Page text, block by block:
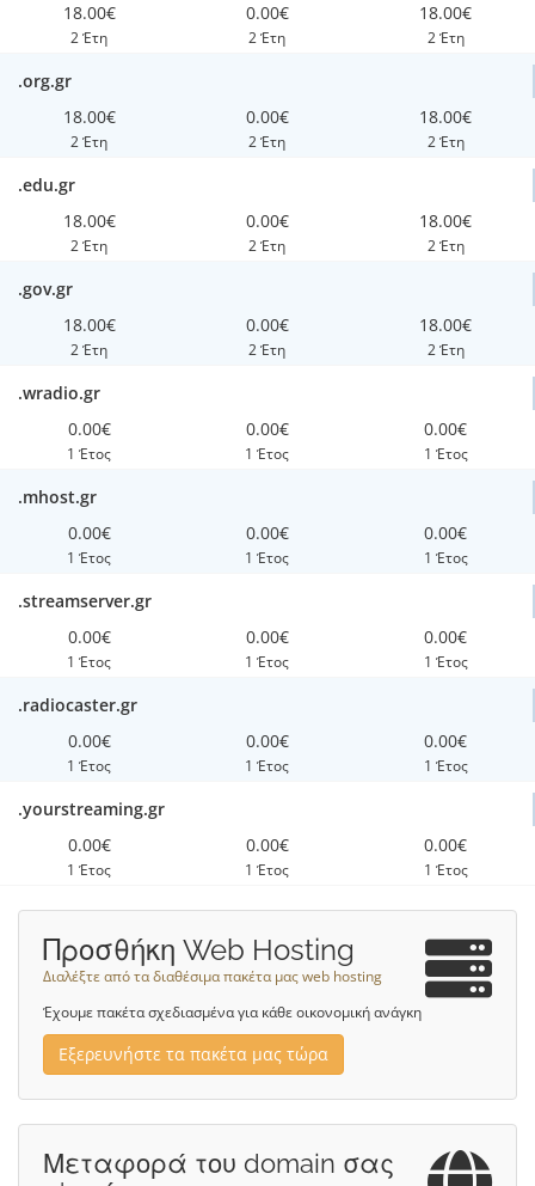
18.00€
2 Έτη
0.00€
2 Έτη
18.00€
2 Έτη
.org.gr
18.00€
2 Έτη
0.00€
2 Έτη
18.00€
2 Έτη
.edu.gr
18.00€
2 Έτη
0.00€
2 Έτη
18.00€
2 Έτη
.gov.gr
18.00€
2 Έτη
0.00€
2 Έτη
18.00€
2 Έτη
.wradio.gr
0.00€
1 Έτος
0.00€
1 Έτος
0.00€
1 Έτος
.mhost.gr
0.00€
1 Έτος
0.00€
1 Έτος
0.00€
1 Έτος
.streamserver.gr
0.00€
1 Έτος
0.00€
1 Έτος
0.00€
1 Έτος
.radiocaster.gr
0.00€
1 Έτος
0.00€
1 Έτος
0.00€
1 Έτος
.yourstreaming.gr
0.00€
1 Έτος
0.00€
1 Έτος
0.00€
1 Έτος
Προσθήκη Web Hosting
Διαλέξτε από τα διαθέσιμα πακέτα μας web hosting
Έχουμε πακέτα σχεδιασμένα για κάθε οικονομική ανάγκη
Εξερευνήστε τα πακέτα μας τώρα
Μεταφορά του domain σας